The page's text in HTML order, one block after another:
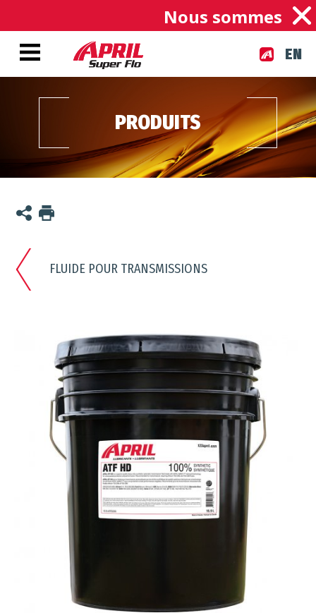
Nous sommes
EN
PRODUITS
FLUIDE POUR TRANSMISSIONS